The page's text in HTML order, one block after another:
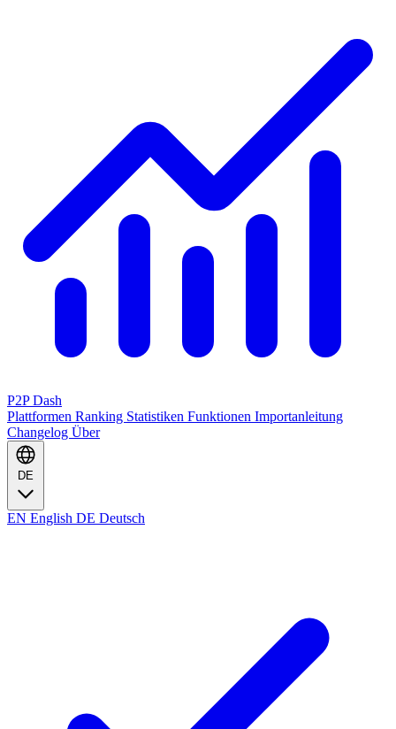
P2P Dash
Plattformen Ranking Statistiken Funktionen Importanleitung
Changelog Über
DE
EN English DE Deutsch